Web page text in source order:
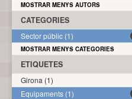
MOSTRAR MENYS AUTORS
CATEGORIES
Sector públic (1)
MOSTRAR MENYS CATEGORIES
ETIQUETES
Girona (1)
Equipaments (1)